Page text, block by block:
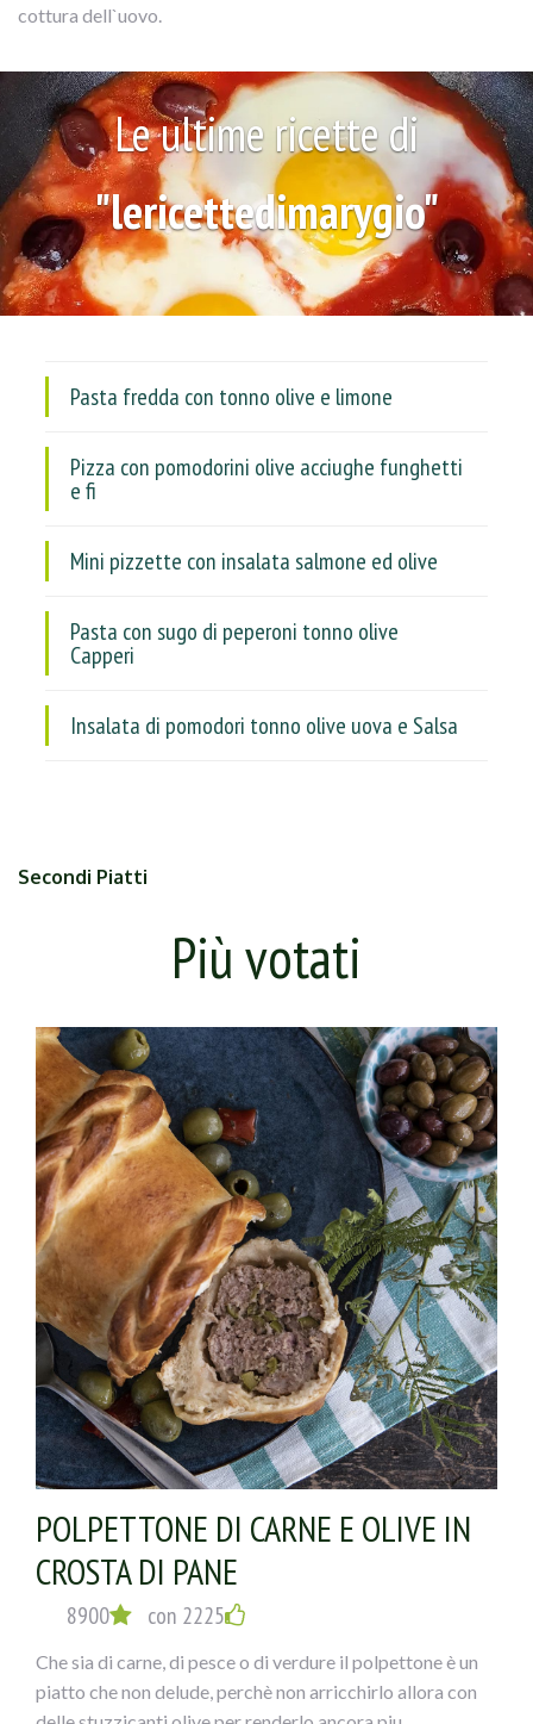
cottura dell`uovo.
Le ultime ricette di
"lericettedimarygio"
Pasta fredda con tonno olive e limone
Pizza con pomodorini olive acciughe funghetti
e fi
Mini pizzette con insalata salmone ed olive
Pasta con sugo di peperoni tonno olive
Capperi
Insalata di pomodori tonno olive uova e Salsa
Secondi Piatti
Più votati
POLPETTONE DI CARNE E OLIVE IN
CROSTA DI PANE
8900 con 2225
Che sia di carne, di pesce o di verdure il polpettone è un
piatto che non delude, perchè non arricchirlo allora con